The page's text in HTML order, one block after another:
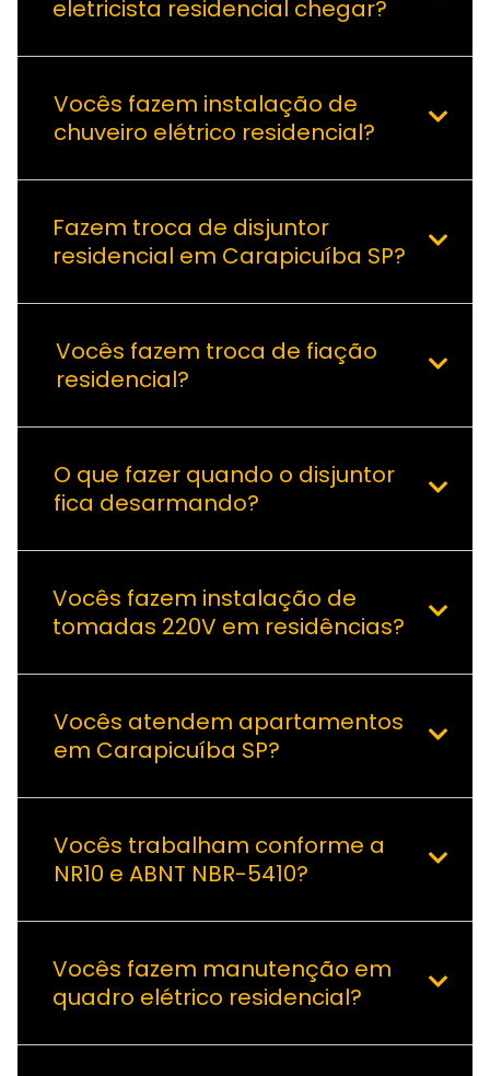
eletricista residencial chegar?
Vocês fazem instalação de
chuveiro elétrico residencial?
Fazem troca de disjuntor
residencial em Carapicuíba SP?
Vocês fazem troca de fiação
residencial?
O que fazer quando o disjuntor
fica desarmando?
Vocês fazem instalação de
tomadas 220V em residências?
Vocês atendem apartamentos
em Carapicuíba SP?
Vocês trabalham conforme a
NR10 e ABNT NBR-5410?
Vocês fazem manutenção em
quadro elétrico residencial?